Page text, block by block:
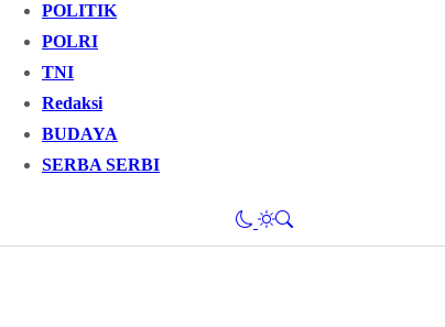
POLITIK
POLRI
TNI
Redaksi
BUDAYA
SERBA SERBI